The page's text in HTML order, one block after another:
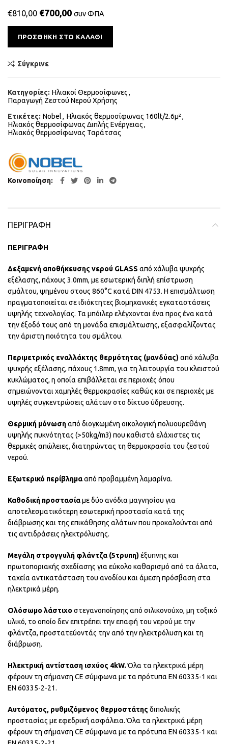
€810,00 €700,00 συν ΦΠΑ
ΠΡΟΣΘΉΚΗ ΣΤΟ ΚΑΛΆΘΙ
Σύγκρινε
Κατηγορίες: Ηλιακοί Θερμοσίφωνες,
Παραγωγή Ζεστού Νερού Χρήσης
Ετικέτες: Nobel, Ηλιακός θερμοσίφωνας 160lt/2.6μ²,
Ηλιακός θερμοσίφωνας Διπλής Ενέργειας,
Ηλιακός θερμοσίφωνας Ταράτσας
Κοινοποίηση
ΠΕΡΙΓΡΑΦΉ
ΠΕΡΙΓΡΑΦΗ
Δεξαμενή αποθήκευσης νερού GLASS από χάλυβα ψυχρής
εξέλασης, πάχους 3.0mm, με εσωτερική διπλή επίστρωση
σμάλτου, ψημένου στους 860°C κατά DIN 4753. Η επισμάλτωση
πραγματοποιείται σε ιδιόκτητες βιομηχανικές εγκαταστάσεις
υψηλής τεχνολογίας. Τα μπόιλερ ελέγχονται ένα προς ένα κατά
την έξοδό τους από τη μονάδα επισμάλτωσης, εξασφαλίζοντας
την άριστη ποιότητα του σμάλτου.
Περιμετρικός εναλλάκτης θερμότητας (μανδύας)από χάλυβα
ψυχρής εξέλασης, πάχους 1.8mm, για τη λειτουργία του κλειστού
κυκλώματος, η οποία επιβάλλεται σε περιοχές όπου
σημειώνονται χαμηλές θερμοκρασίες καθώς και σε περιοχές με
υψηλές συγκεντρώσεις αλάτων στο δίκτυο ύδρευσης.
Θερμική μόνωσηαπό διογκωμένη οικολογική πολυουρεθάνη
υψηλής πυκνότητας (>50kg/m3) που καθιστά ελάχιστες τις
θερμικές απώλειες, διατηρώντας τη θερμοκρασία του ζεστού
νερού.
Εξωτερικό περίβλημααπό προβαμμένη λαμαρίνα.
Καθοδική προστασίαμε δύο ανόδια μαγνησίου για
αποτελεσματικότερη εσωτερική προστασία κατά της
διάβρωσης και της επικάθησης αλάτων που προκαλούνται από
τις αντιδράσεις ηλεκτρόλυσης.
Μεγάλη στρογγυλή φλάντζα (5τρυπη)έξυπνης και
πρωτοποριακής σχεδίασης για εύκολο καθαρισμό από τα άλατα,
ταχεία αντικατάσταση του ανοδίου και άμεση πρόσβαση στα
ηλεκτρικά μέρη.
Ολόσωμο λάστιχο στεγανοποίησης από σιλικονούχο, μη τοξικό
υλικό, το οποίο δεν επιτρέπει την επαφή του νερού με την
φλάντζα, προστατεύοντάς την από την ηλεκτρόλυση και τη
διάβρωση.
Ηλεκτρική αντίσταση ισχύος 4kW.Όλα τα ηλεκτρικά μέρη
φέρουν τη σήμανση CE σύμφωνα με τα πρότυπα ΕΝ 60335-1 και
ΕΝ 60335-2-21.
Αυτόματος, ρυθμιζόμενος θερμοστάτης διπολικής
προστασίας με εφεδρική ασφάλεια. Όλα τα ηλεκτρικά μέρη
φέρουν τη σήμανση CE σύμφωνα με τα πρότυπα ΕΝ 60335-1 και